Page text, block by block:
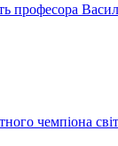
професора
чемпіона